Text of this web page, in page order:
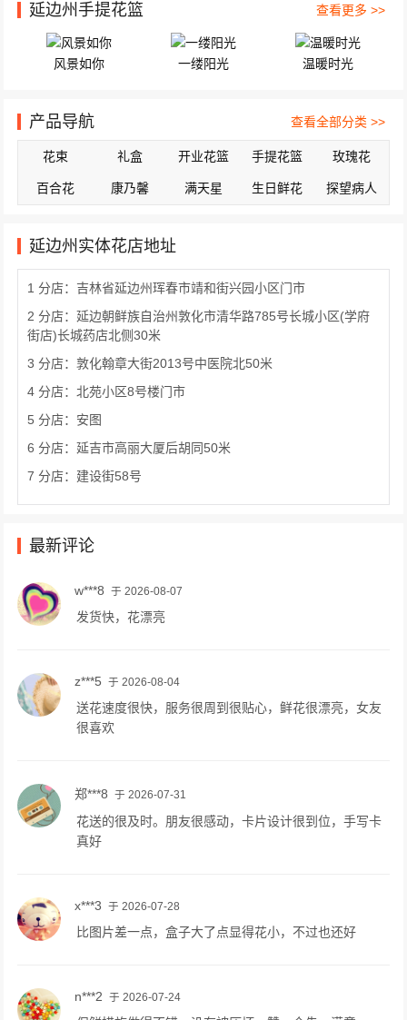
延边州手提花篮 查看更多 >>
风景如你 一缕阳光 温暖时光
产品导航 查看全部分类 >>
花束 礼盒 开业花篮 手提花篮 玫瑰花
百合花 康乃馨 满天星 生日鲜花 探望病人
延边州实体花店地址
1 分店：吉林省延边州珲春市靖和街兴园小区门市
2 分店：延边朝鲜族自治州敦化市清华路785号长城小区(学府
街店)长城药店北侧30米
3 分店：敦化翰章大街2013号中医院北50米
4 分店：北苑小区8号楼门市
5 分店：安图
6 分店：延吉市高丽大厦后胡同50米
7 分店：建设街58号
最新评论
w***8 于 2026-08-07
发货快，花漂亮
z***5 于 2026-08-04
送花速度很快，服务很周到很贴心，鲜花很漂亮，女友
很喜欢
郑***8 于 2026-07-31
花送的很及时。朋友很感动，卡片设计很到位，手写卡
真好
x***3 于 2026-07-28
比图片差一点，盒子大了点显得花小，不过也还好
n***2 于 2026-07-24